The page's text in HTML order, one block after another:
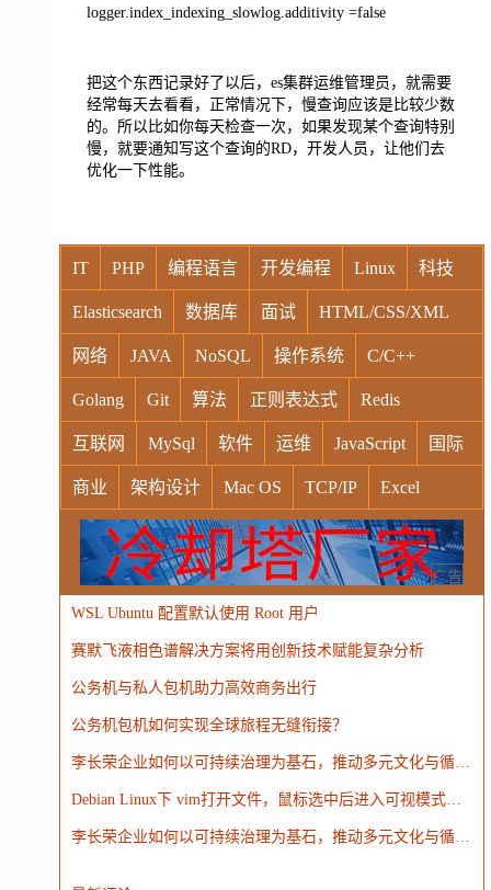
logger.index_indexing_slowlog.additivity =false
把这个东西记录好了以后，es集群运维管理员，就需要
经常每天去看看，正常情况下，慢查询应该是比较少数
的。所以比如你每天检查一次，如果发现某个查询特别
慢，就要通知写这个查询的RD，开发人员，让他们去
优化一下性能。
IT PHP 编程语言 开发编程 Linux 科技
Elasticsearch 数据库 面试 HTML/CSS/XML
网络 JAVA NoSQL 操作系统 C/C++
Golang Git 算法 正则表达式 Redis
互联网 MySql 软件 运维 JavaScript 国际
商业 架构设计 Mac OS TCP/IP Excel
Windows Oracle Socket VR Vim
MongoDB 运营 Python MemCache 硬件
电子 娱乐 设计 摄影 nginx
WordPress HTTP 团建 数码电器 Docker
广告
WSL Ubuntu 配置默认使用 Root 用户
赛默飞液相色谱解决方案将用创新技术赋能复杂分析
公务机与私人包机助力高效商务出行
公务机包机如何实现全球旅程无缝衔接？
李长荣企业如何以可持续治理为基石，推动多元文化与循环经济并进？
Debian Linux下 vim打开文件，鼠标选中后进入可视模式无法复制粘贴问题的解决
李长荣企业如何以可持续治理为基石，推动多元文化与循环经济并进？